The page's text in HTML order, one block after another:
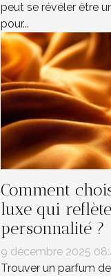
peut se révéler être
pour...
Comment
luxe qui
personnalité ?
9 décembre 2025
Trouver un parfum